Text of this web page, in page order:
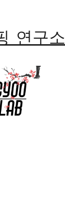
연구소